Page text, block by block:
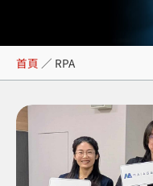
RPA
首頁 ／ RPA